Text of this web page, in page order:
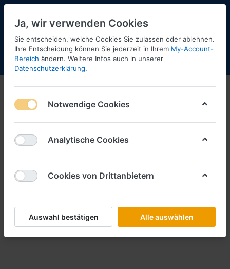
Menü Anmelden Shopaktualisierung
Ja, wir verwenden Cookies
Sie entscheiden, welche Cookies Sie zulassen oder ablehnen.
Ihre Entscheidung können Sie jederzeit in Ihrem My-Account-
Bereich ändern. Weitere Infos auch in unserer
Datenschutzerklärung.
Notwendige Cookies
Analytische Cookies
Cookies von Drittanbietern
Auswahl bestätigen Alle auswählen